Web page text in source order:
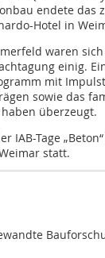
endete das
Hotel in
waren
einig.
mit
sowie das
überzeugt.
IAB-Tage
statt.